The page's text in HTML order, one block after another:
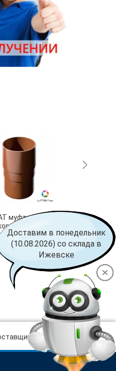
Доставим в понедельник
(10.08.2026) со склада в
Ижевске
муфта трубы
р/шт
белый